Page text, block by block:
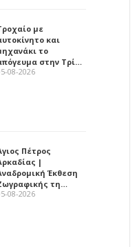
με
και
το
στην Τρί…
08-2026
Πέτρος
|
Έκθεση
τη…
08-2026